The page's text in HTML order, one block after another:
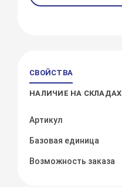
СВОЙСТВА
НАЛИЧИЕ НА СКЛАДАХ
Артикул
Базовая единица
Возможность заказа